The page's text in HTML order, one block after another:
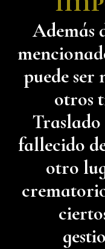
Además
puede ser
otros
fallecido
otro